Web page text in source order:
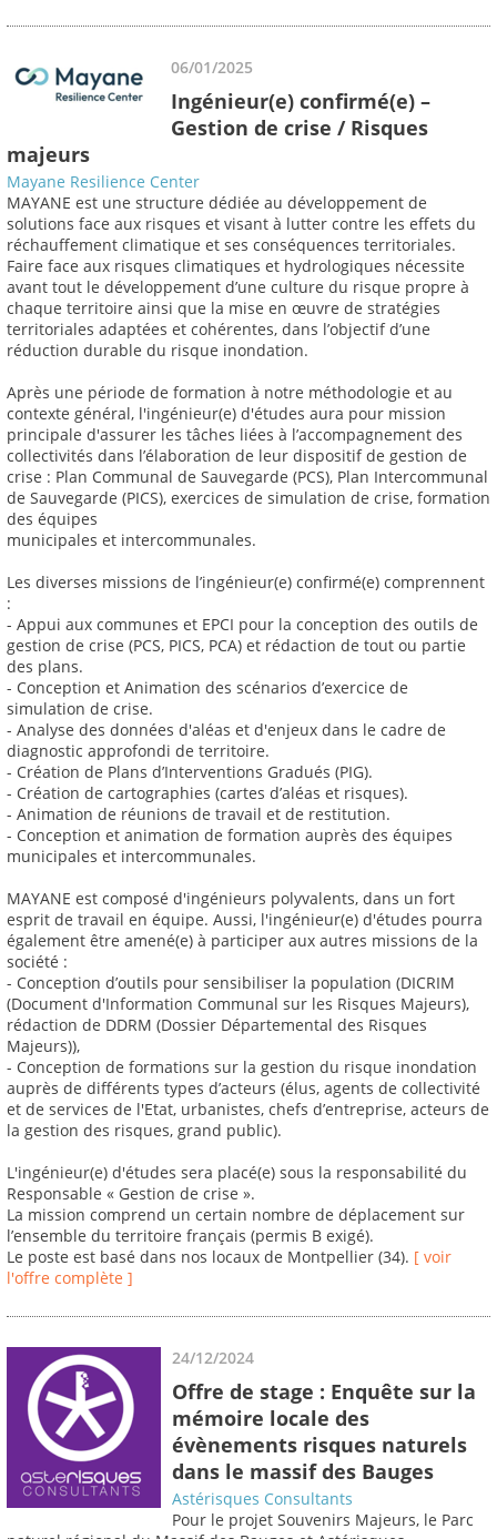
06/01/2025
Ingénieur(e) confirmé(e) –
Gestion de crise / Risques
majeurs
Mayane Resilience Center
MAYANE est une structure dédiée au développement de
solutions face aux risques et visant à lutter contre les effets du
réchauffement climatique et ses conséquences territoriales.
Faire face aux risques climatiques et hydrologiques nécessite
avant tout le développement d’une culture du risque propre à
chaque territoire ainsi que la mise en œuvre de stratégies
territoriales adaptées et cohérentes, dans l’objectif d’une
réduction durable du risque inondation.
Après une période de formation à notre méthodologie et au
contexte général, l'ingénieur(e) d'études aura pour mission
principale d'assurer les tâches liées à l’accompagnement des
collectivités dans l’élaboration de leur dispositif de gestion de
crise : Plan Communal de Sauvegarde (PCS), Plan Intercommunal
de Sauvegarde (PICS), exercices de simulation de crise, formation
des équipes
municipales et intercommunales.
Les diverses missions de l’ingénieur(e) confirmé(e) comprennent
:
- Appui aux communes et EPCI pour la conception des outils de
gestion de crise (PCS, PICS, PCA) et rédaction de tout ou partie
des plans.
- Conception et Animation des scénarios d’exercice de
simulation de crise.
- Analyse des données d'aléas et d'enjeux dans le cadre de
diagnostic approfondi de territoire.
- Création de Plans d’Interventions Gradués (PIG).
- Création de cartographies (cartes d’aléas et risques).
- Animation de réunions de travail et de restitution.
- Conception et animation de formation auprès des équipes
municipales et intercommunales.
MAYANE est composé d'ingénieurs polyvalents, dans un fort
esprit de travail en équipe. Aussi, l'ingénieur(e) d'études pourra
également être amené(e) à participer aux autres missions de la
société :
- Conception d’outils pour sensibiliser la population (DICRIM
(Document d'Information Communal sur les Risques Majeurs),
rédaction de DDRM (Dossier Départemental des Risques
Majeurs)),
- Conception de formations sur la gestion du risque inondation
auprès de différents types d’acteurs (élus, agents de collectivité
et de services de l'Etat, urbanistes, chefs d’entreprise, acteurs de
la gestion des risques, grand public).
L'ingénieur(e) d'études sera placé(e) sous la responsabilité du
Responsable « Gestion de crise ».
La mission comprend un certain nombre de déplacement sur
l’ensemble du territoire français (permis B exigé).
Le poste est basé dans nos locaux de Montpellier (34). [ voir
l'offre complète ]
24/12/2024
Offre de stage : Enquête sur la
mémoire locale des
évènements risques naturels
dans le massif des Bauges
Astérisques Consultants
Pour le projet Souvenirs Majeurs, le Parc